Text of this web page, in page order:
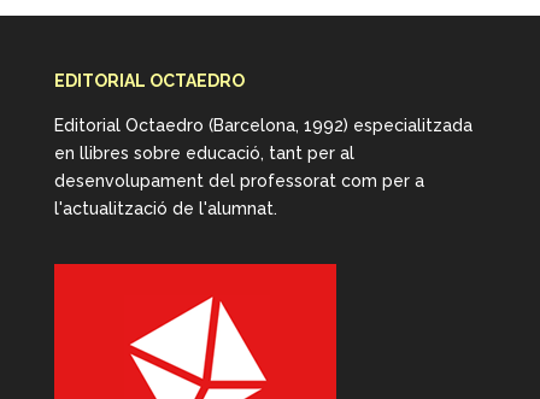
EDITORIAL OCTAEDRO
Editorial Octaedro (Barcelona, 1992) especialitzada
en llibres sobre educació, tant per al
desenvolupament del professorat com per a
l'actualització de l'alumnat.